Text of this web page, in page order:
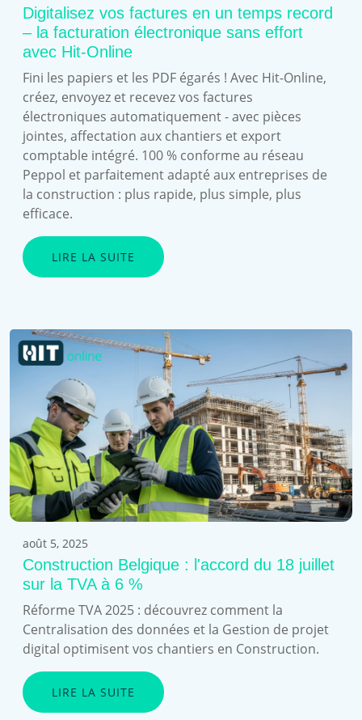
Digitalisez vos factures en un temps record
– la facturation électronique sans effort
avec Hit-Online
Fini les papiers et les PDF égarés ! Avec Hit-Online,
créez, envoyez et recevez vos factures
électroniques automatiquement - avec pièces
jointes, affectation aux chantiers et export
comptable intégré. 100 % conforme au réseau
Peppol et parfaitement adapté aux entreprises de
la construction : plus rapide, plus simple, plus
efficace.
LIRE LA SUITE
août 5, 2025
Construction Belgique : l'accord du 18 juillet
sur la TVA à 6 %
Réforme TVA 2025 : découvrez comment la
Centralisation des données et la Gestion de projet
digital optimisent vos chantiers en Construction.
LIRE LA SUITE